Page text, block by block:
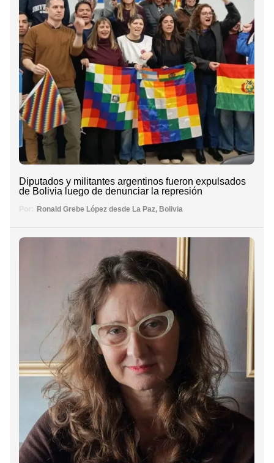
Diputados y militantes argentinos fueron expulsados
de Bolivia luego de denunciar la represión
Por: Ronald Grebe López desde La Paz, Bolivia